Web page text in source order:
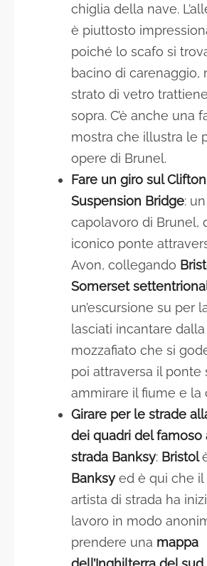
chiglia della nave.
è piuttosto
poiché lo scafo si
bacino di carenaggio,
strato di vetro trattiene
sopra. C’è anche una
mostra che illustra le
opere di Brunel.
Fare un giro sul Clifton
Suspension Bridge:
capolavoro di Brunel,
iconico ponte
Avon, collegando
Somerset
un’escursione su per
lasciati incantare
mozzafiato che si
poi attraversa il ponte
ammirare il fiume e la
Girare per le strade
dei quadri del famoso
strada Banksy: Bristol
Banksyed è qui che il
artista di strada ha
lavoro in modo
prendere una mappa